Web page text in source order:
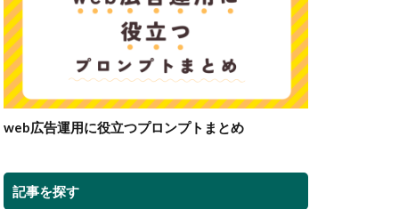
web広告運用に役立つプロンプトまとめ
記事を探す